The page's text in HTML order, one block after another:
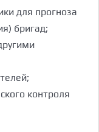
для прогноза
бригад;
контроля